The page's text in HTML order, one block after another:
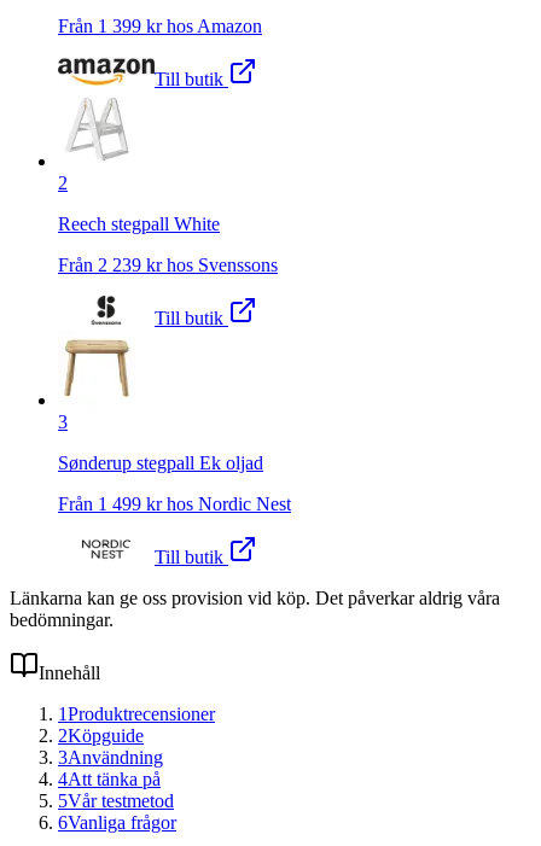
Från 1 399 kr hos Amazon
Till butik
2
Reech stegpall White
Från 2 239 kr hos Svenssons
Till butik
3
Sønderup stegpall Ek oljad
Från 1 499 kr hos Nordic Nest
Till butik
Länkarna kan ge oss provision vid köp. Det påverkar aldrig våra
bedömningar.
Innehåll
1Produktrecensioner
2Köpguide
3Användning
4Att tänka på
5Vår testmetod
6Vanliga frågor